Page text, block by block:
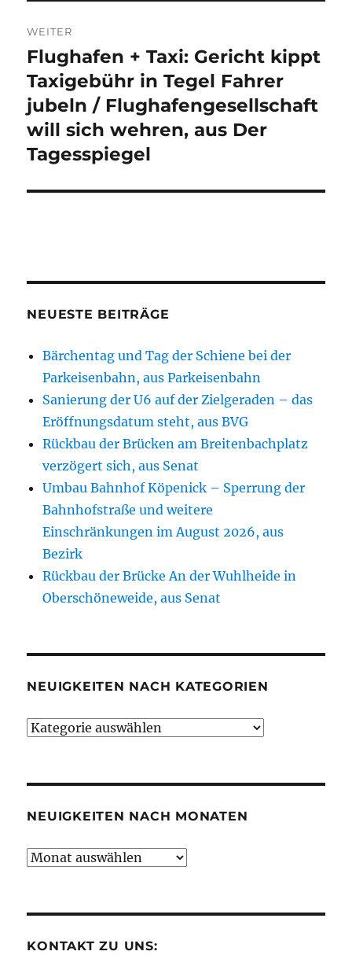
WEITER
Nächster
Beitrag:
Flughafen + Taxi: Gericht kippt
Taxigebühr in Tegel Fahrer
jubeln / Flughafengesellschaft
will sich wehren, aus Der
Tagesspiegel
NEUESTE BEITRÄGE
Bärchentag und Tag der Schiene bei der
Parkeisenbahn, aus Parkeisenbahn
Sanierung der U6 auf der Zielgeraden – das
Eröffnungsdatum steht, aus BVG
Rückbau der Brücken am Breitenbachplatz
verzögert sich, aus Senat
Umbau Bahnhof Köpenick – Sperrung der
Bahnhofstraße und weitere
Einschränkungen im August 2026, aus
Bezirk
Rückbau der Brücke An der Wuhlheide in
Oberschöneweide, aus Senat
NEUIGKEITEN NACH KATEGORIEN
Neuigkeiten
NEUIGKEITEN NACH MONATEN
Neuigkeiten
KONTAKT ZU UNS: